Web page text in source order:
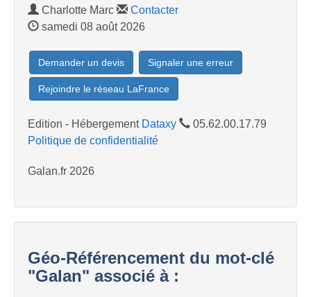
Charlotte Marc
Contacter
samedi 08 août 2026
Demander un devis Signaler une erreur
Rejoindre le réseau LaFrance
Edition - Hébergement Dataxy
05.62.00.17.79
Politique de confidentialité
Galan.fr 2026
Géo-Référencement du mot-clé
"Galan" associé à :